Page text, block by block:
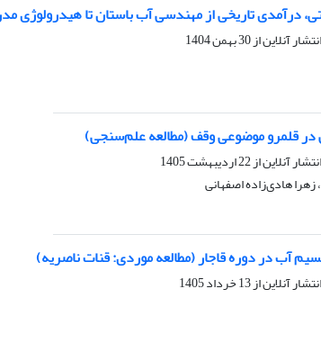
درآمدی تاریخی از مهندسی آب باستان تا هیدرولوژی
آنلاین از30 بهمن 1404
قلمرو موضوعی وقف (مطالعه علم‌سنجی)
آنلاین از22 اردیبهشت 1405
زهرا هادی‌زاده اصفهانی
آب در دوره قاجار (مطالعه موردی: قنات ناصریه)
آنلاین از13 خرداد 1405